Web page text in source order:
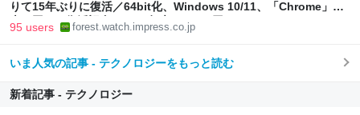
りて15年ぶりに復活／64bit化、Windows 10/11、「Chrome」も
走り回る。復活記念で2026年末まで500円
95 users forest.watch.impress.co.jp
いま人気の記事 - テクノロジーをもっと読む
新着記事 - テクノロジー